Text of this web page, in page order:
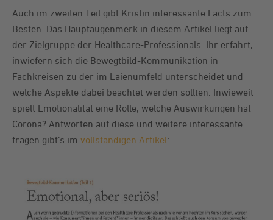
Auch im zweiten Teil gibt Kristin interessante Facts zum
Besten. Das Hauptaugenmerk in diesem Artikel liegt auf
der Zielgruppe der Healthcare-Professionals. Ihr erfahrt,
inwiefern sich die Bewegtbild-Kommunikation in
Fachkreisen zu der im Laienumfeld unterscheidet und
welche Aspekte dabei beachtet werden sollten. Inwieweit
spielt Emotionalität eine Rolle, welche Auswirkungen hat
Corona? Antworten auf diese und weitere interessante
fragen gibt’s im vollständigen Artikel: